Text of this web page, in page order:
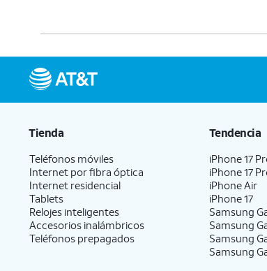
Tienda
Teléfonos móviles
Internet por fibra óptica
Internet residencial
Tablets
Relojes inteligentes
Accesorios inalámbricos
Teléfonos prepagados
Tendencia
iPhone 17
iPhone 17
iPhone Air
iPhone 17
Samsung
Samsung
Samsung
Samsung